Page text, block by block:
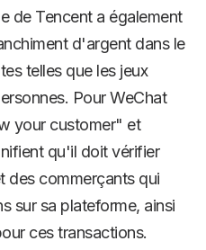
de Tencent a également
d'argent dans le
telles que les jeux
Pour WeChat
your customer" et
qu'il doit vérifier
des commerçants qui
sur sa plateforme, ainsi
ces transactions.